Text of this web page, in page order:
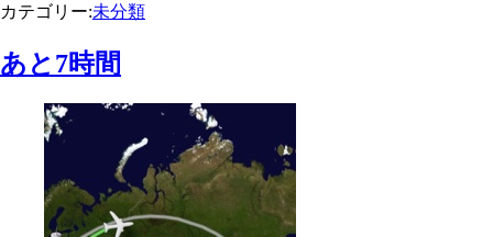
カテゴリー:未分類
あと7時間